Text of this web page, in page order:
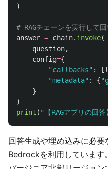
)
answer = chain. invoke(
question,
config={
"callbacks" : [
"metadata" : {"
}
)
print ( " 【RAGアプリの回答
回答生成や埋め込みに必
Bedrockを利用しています。